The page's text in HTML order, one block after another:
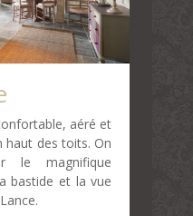
aéré et
haut des toits. On
le magnifique
bastide et la vue